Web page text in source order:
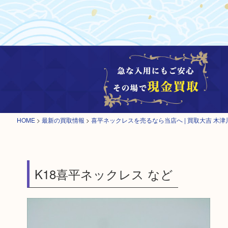
HOME > 最新の買取情報 > 喜平ネックレスを売るなら当店へ | 買取大吉 木津
K18喜平ネックレス など